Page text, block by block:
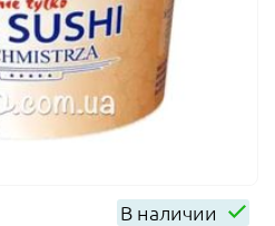
В наличии